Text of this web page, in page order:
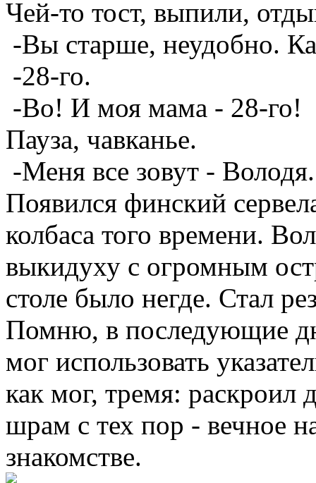
Чей-то тост, выпили,
-Вы старше, неудобно.
-28-го.
-Во! И моя мама - 28-го!
Пауза, чавканье.
-Меня все зовут - Володя.
Появился финский
колбаса того времени.
выкидуху с огромным
столе было негде. Стал
Помню, в последующие
мог использовать
как мог, тремя:
шрам с тех пор - вечное
знакомстве.